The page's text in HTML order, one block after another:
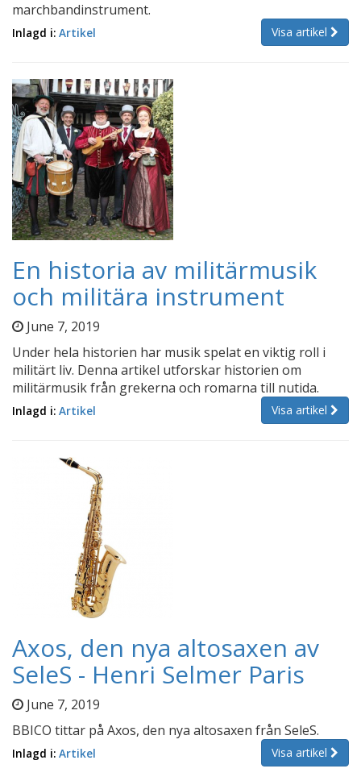
marchbandinstrument.
Visa artikel
Inlagd i: Artikel
En historia av militärmusik
och militära instrument
June 7, 2019
Under hela historien har musik spelat en viktig roll i
militärt liv. Denna artikel utforskar historien om
militärmusik från grekerna och romarna till nutida.
Visa artikel
Inlagd i: Artikel
Axos, den nya altosaxen av
SeleS - Henri Selmer Paris
June 7, 2019
BBICO tittar på Axos, den nya altosaxen från SeleS.
Visa artikel
Inlagd i: Artikel